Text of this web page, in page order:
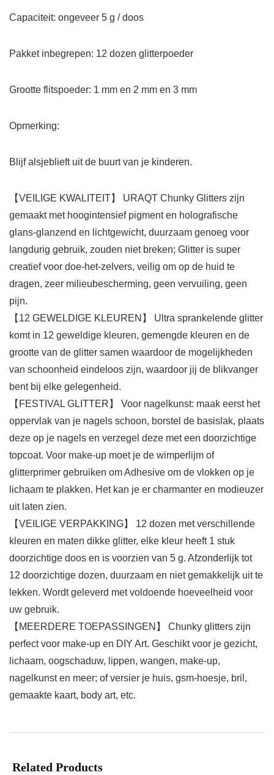
Capaciteit: ongeveer 5 g / doos
Pakket inbegrepen: 12 dozen glitterpoeder
Grootte flitspoeder: 1 mm en 2 mm en 3 mm
Opmerking:
Blijf alsjeblieft uit de buurt van je kinderen.
【VEILIGE KWALITEIT】 URAQT Chunky Glitters zijn
gemaakt met hoogintensief pigment en holografische
glans-glanzend en lichtgewicht, duurzaam genoeg voor
langdurig gebruik, zouden niet breken; Glitter is super
creatief voor doe-het-zelvers, veilig om op de huid te
dragen, zeer milieubescherming, geen vervuiling, geen
pijn.
【12 GEWELDIGE KLEUREN】 Ultra sprankelende glitter
komt in 12 geweldige kleuren, gemengde kleuren en de
grootte van de glitter samen waardoor de mogelijkheden
van schoonheid eindeloos zijn, waardoor jij de blikvanger
bent bij elke gelegenheid.
【FESTIVAL GLITTER】 Voor nagelkunst: maak eerst het
oppervlak van je nagels schoon, borstel de basislak, plaats
deze op je nagels en verzegel deze met een doorzichtige
topcoat. Voor make-up moet je de wimperlijm of
glitterprimer gebruiken om Adhesive om de vlokken op je
lichaam te plakken. Het kan je er charmanter en modieuzer
uit laten zien.
【VEILIGE VERPAKKING】 12 dozen met verschillende
kleuren en maten dikke glitter, elke kleur heeft 1 stuk
doorzichtige doos en is voorzien van 5 g. Afzonderlijk tot
12 doorzichtige dozen, duurzaam en niet gemakkelijk uit te
lekken. Wordt geleverd met voldoende hoeveelheid voor
uw gebruik.
【MEERDERE TOEPASSINGEN】 Chunky glitters zijn
perfect voor make-up en DIY Art. Geschikt voor je gezicht,
lichaam, oogschaduw, lippen, wangen, make-up,
nagelkunst en meer; of versier je huis, gsm-hoesje, bril,
gemaakte kaart, body art, etc.
Related Products